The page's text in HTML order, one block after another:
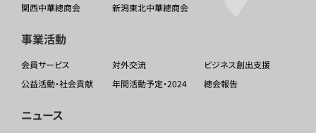
関西中華總商会
新潟東北中華總商会
事業活動
会員サービス 対外交流
ビジネス創出支援
公益活動・社会貢献
年間活動予定・2024 總会報告
ニュース